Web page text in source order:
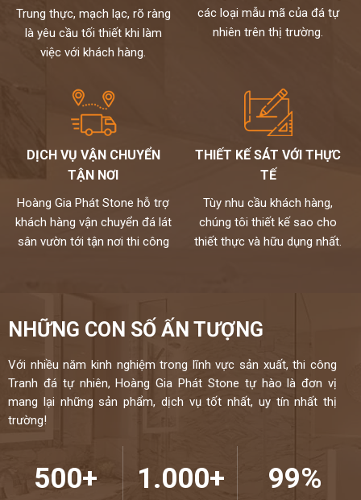
theo yêu cầu cho khách hàng nên không phải qua trung gian giá
đến tay người tiêu dùng
Chất lượng,thi công chuyên nghiệp,đội ngũ thợ tay nghề cao đã
Đặc biệt sản phẩm được bảo hành đến 15 năm chống ố,chống
ngấm..quý khách sẽ được bảo dưỡng định kỳ 6 tháng một lần và khi
có vấn đề gì sẽ có bộ phận kỹ thuật đến xử lí cho khách hàng trong
trên máy tính,chúng tôi sẽ luôn đồng hành cùng khách hàng.
Đá cao cấp Hoàng Gia Phát tự hào là đơn vị
thi công đá bàn bếp số 1 tại Hà Nội
NỀM TIN CỦA KHÁCH LÀ HẠNH PHÚC CỦA CHÚNG TÔI - HÂN
HẠNH
Trung thực, mạch lạc, rõ ràng
là yêu cầu tối thiết khi làm
việc với khách hàng.
các loại mẫu mã của đá tự
nhiên trên thị trường.
DỊCH VỤ VẬN CHUYỂN
TẬN NƠI
Hoàng Gia Phát Stone hỗ trợ
khách hàng vận chuyển đá lát
sân vườn tới tận nơi thi công
THIẾT KẾ SÁT VỚI THỰC
TẾ
Tùy nhu cầu khách hàng,
chúng tôi thiết kế sao cho
thiết thực và hữu dụng nhất.
NHỮNG CON SỐ ẤN TƯỢNG
Với nhiều năm kinh nghiệm trong lĩnh vực sản xuất, thi công
Tranh đá tự nhiên, Hoàng Gia Phát Stone tự hào là đơn vị
mang lại những sản phẩm, dịch vụ tốt nhất, uy tín nhất thị
trường!
500+ 1.000+ 99%